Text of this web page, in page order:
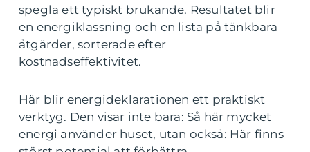
spegla ett typiskt brukande. Resultatet blir
en energiklassning och en lista på tänkbara
åtgärder, sorterade efter
kostnadseffektivitet.
Här blir energideklarationen ett praktiskt
verktyg. Den visar inte bara: Så här mycket
energi använder huset, utan också: Här finns